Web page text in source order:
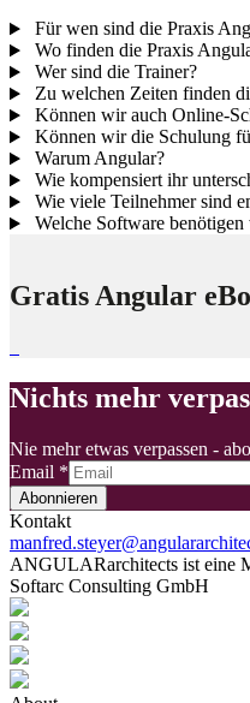
Für wen sind die Praxis
Wo finden die Praxis
Wer sind die Trainer?
Zu welchen Zeiten finden
Können wir auch Online-
Können wir die Schulung
Warum Angular?
Wie kompensiert ihr
Wie viele Teilnehmer sind
Welche Software benötigen
Gratis Angular
Nichts mehr
Nie mehr etwas verpassen -
Email *
Abonnieren
Kontakt
ANGULARarchitects ist eine
Softarc Consulting GmbH